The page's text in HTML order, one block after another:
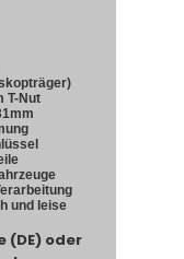
T-Nut
und leise
(DE) oder